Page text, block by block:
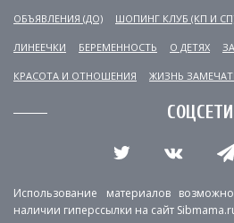
ОБЪЯВЛЕНИЯ (ДО) ШОПИНГ КЛУБ (КП И
ЛИНЕЕЧКИ БЕРЕМЕННОСТЬ О ДЕТЯХ
КРАСОТА И ОТНОШЕНИЯ ЖИЗНЬ
СОЦСЕТИ
Использование материалов
наличии гиперссылки на сайт